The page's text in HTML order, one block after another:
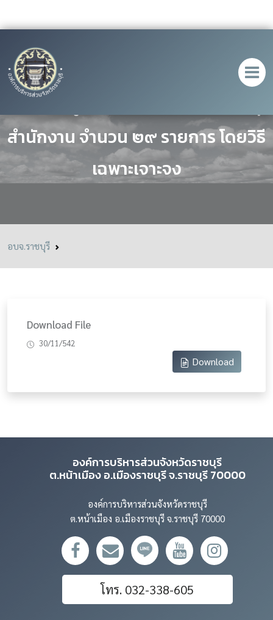
ประกาศผู้ชนะการเสนอราคา ซื้อวัสดุ
สำนักงาน จำนวน ๒๙ รายการ โดยวิธี
เฉพาะเจาะจง
อบจ.ราชบุรี
Download File
30/11/542
Download
องค์การบริหารส่วนจังหวัดราชบุรี
ต.หน้าเมือง อ.เมืองราชบุรี จ.ราชบุรี 70000
องค์การบริหารส่วนจังหวัดราชบุรี
ต.หน้าเมือง อ.เมืองราชบุรี จ.ราชบุรี 70000
โทร. 032-338-605